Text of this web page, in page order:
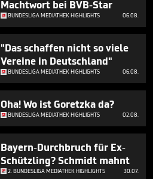
Machtwort bei BVB-Star
BUNDESLIGA MEDIATHEK HIGHLIGHTS 06.08.
"Das schaffen nicht so viele
Vereine in Deutschland"
BUNDESLIGA MEDIATHEK HIGHLIGHTS 06.08.
Oha! Wo ist Goretzka da?
BUNDESLIGA MEDIATHEK HIGHLIGHTS 02.08.
Bayern-Durchbruch für Ex-
Schützling? Schmidt mahnt
2. BUNDESLIGA MEDIATHEK HIGHLIGHTS 30.07.